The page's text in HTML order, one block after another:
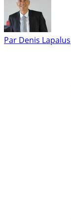
Par Denis Lapalus